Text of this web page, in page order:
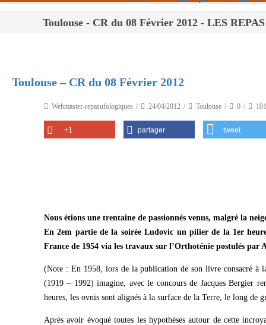
Paris
Tours
Toulouse - CR du 08 Février 2012 - LES
Toulouse – CR du 08 Février 2012
Webmaster-repasufologiques 24/04/2012 Toulouse 0
+1 partager tweet
Nous étions une trentaine de passionnés venus, malgré la
En 2em partie de la soirée Ludovic un pilier de la 1er
France de 1954 via les travaux sur l’Orthoténie postulés par
(Note : En 1958, lors de la publication de son livre consacré à
(1919 – 1992) imagine, avec le concours de Jacques Bergier
heures, les ovnis sont alignés à la surface de la Terre, le long
Après avoir évoqué toutes les hypothèses autour de cette